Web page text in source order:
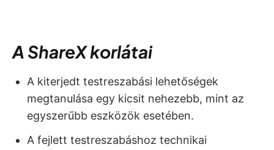
A ShareX korlátai
A kiterjedt testreszabási lehetőségek
megtanulása egy kicsit nehezebb, mint az
egyszerűbb eszközök esetében.
A fejlett testreszabáshoz technikai